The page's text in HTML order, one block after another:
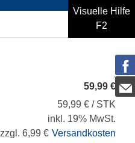
Visuelle Hilfe
F2
59,99 €
59,99 € / STK
inkl. 19% MwSt.
zzgl. 6,99 € Versandkosten